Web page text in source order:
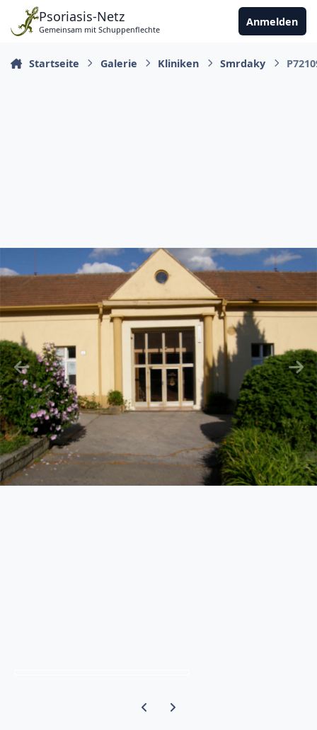
Zu Inhalt springen
Psoriasis-Netz
Gemeinsam mit Schuppenflechte
Anmelden
Startseite Galerie Kliniken Smrdaky
Vorherige Karussell-Folie
Nächste Karussell-Folie